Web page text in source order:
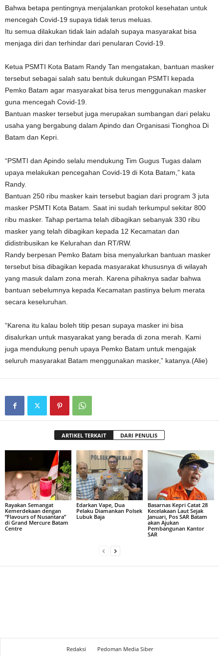
Bahwa betapa pentingnya menjalankan protokol kesehatan untuk
mencegah Covid-19 supaya tidak terus meluas.
Itu semua dilakukan tidak lain adalah supaya masyarakat bisa
menjaga diri dan terhindar dari penularan Covid-19.
Ketua PSMTI Kota Batam Randy Tan mengatakan, bantuan masker
tersebut sebagai salah satu bentuk dukungan PSMTI kepada
Pemko Batam agar masyarakat bisa terus menggunakan masker
guna mencegah Covid-19.
Bantuan masker tersebut juga merupakan sumbangan dari pelaku
usaha yang bergabung dalam Apindo dan Organisasi Tionghoa Di
Batam dan Kepri.
“PSMTI dan Apindo selalu mendukung Tim Gugus Tugas dalam
upaya melakukan pencegahan Covid-19 di Kota Batam,” kata
Randy.
Bantuan 250 ribu masker kain tersebut bagian dari program 3 juta
masker PSMTI Kota Batam. Saat ini sudah terkumpul sekitar 800
ribu masker. Tahap pertama telah dibagikan sebanyak 330 ribu
masker yang telah dibagikan kepada 12 Kecamatan dan
didistribusikan ke Kelurahan dan RT/RW.
Randy berpesan Pemko Batam bisa menyalurkan bantuan masker
tersebut bisa dibagikan kepada masyarakat khususnya di wilayah
yang masuk dalam zona merah. Karena pihaknya sadar bahwa
bantuan sebelumnya kepada Kecamatan pastinya belum merata
secara keseluruhan.
“Karena itu kalau boleh titip pesan supaya masker ini bisa
disalurkan untuk masyarakat yang berada di zona merah. Kami
juga mendukung penuh upaya Pemko Batam untuk mengajak
seluruh masyarakat Batam menggunakan masker,” katanya.(Alie)
ARTIKEL TERKAIT DARI PENULIS
Rayakan Semangat
Kemerdekaan dengan
“Flavours of Nusantara”
di Grand Mercure Batam
Centre
Edarkan Vape, Dua
Pelaku Diamankan Polsek
Lubuk Baja
Basarnas Kepri Catat 28
Kecelakaan Laut Sejak
Januari, Pos SAR Batam
akan Ajukan
Pembangunan Kantor
SAR
Redaksi Pedoman Media Siber